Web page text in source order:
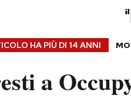
HA PIÙ DI 14 ANNI
a